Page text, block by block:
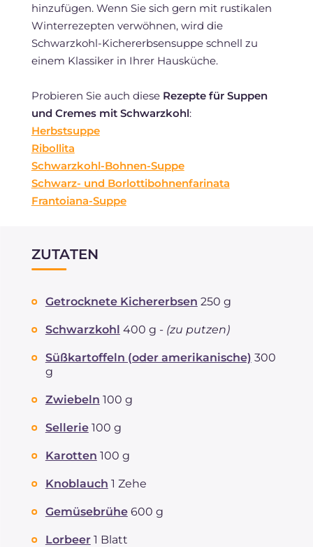
hinzufügen. Wenn Sie sich gern mit rustikalen
Winterrezepten verwöhnen, wird die
Schwarzkohl-Kichererbsensuppe schnell zu
einem Klassiker in Ihrer Hausküche.
Probieren Sie auch diese Rezepte für Suppen
und Cremes mit Schwarzkohl:
Herbstsuppe
Ribollita
Schwarzkohl-Bohnen-Suppe
Schwarz- und Borlottibohnenfarinata
Frantoiana-Suppe
ZUTATEN
Getrocknete Kichererbsen 250 g
Schwarzkohl 400 g - (zu putzen)
Süßkartoffeln (oder amerikanische) 300
g
Zwiebeln 100 g
Sellerie 100 g
Karotten 100 g
Knoblauch 1 Zehe
Gemüsebrühe 600 g
Lorbeer 1 Blatt